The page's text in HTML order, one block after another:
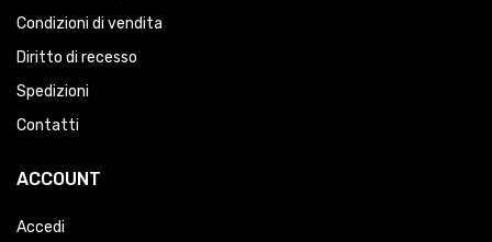
Condizioni di vendita
Diritto di recesso
Spedizioni
Contatti
ACCOUNT
Accedi